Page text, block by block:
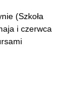
(Szkoła
i czerwca